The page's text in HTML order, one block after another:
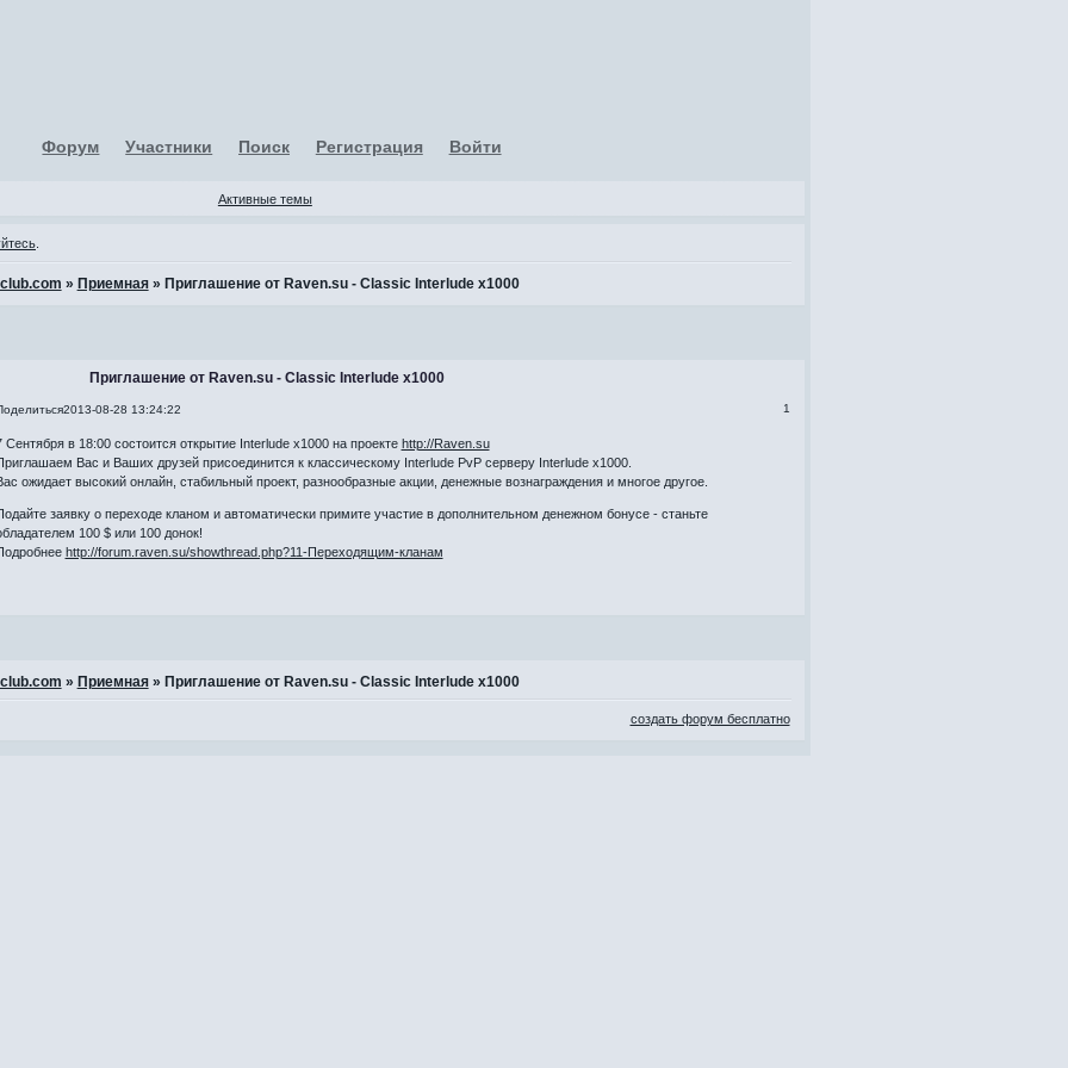
Форум Участники Поиск Регистрация Войти
Активные темы
» Приемная » Приглашение от Raven.su - Classic Interlude x1000
Приглашение от Raven.su - Classic Interlude x1000
1
2013-08-28 13:24:22
Сентября в 18:00 состоится открытие Interlude x1000 на проекте http://Raven.su
Вас и Ваших друзей присоединится к классическому Interlude PvP серверу Interlude x1000.
ожидает высокий онлайн, стабильный проект, разнообразные акции, денежные вознаграждения и многое другое.
заявку о переходе кланом и автоматически примите участие в дополнительном денежном бонусе - станьте
100 $ или 100 донок!
http://forum.raven.su/showthread.php?11-Переходящим-кланам
» Приемная » Приглашение от Raven.su - Classic Interlude x1000
создать форум бесплатно